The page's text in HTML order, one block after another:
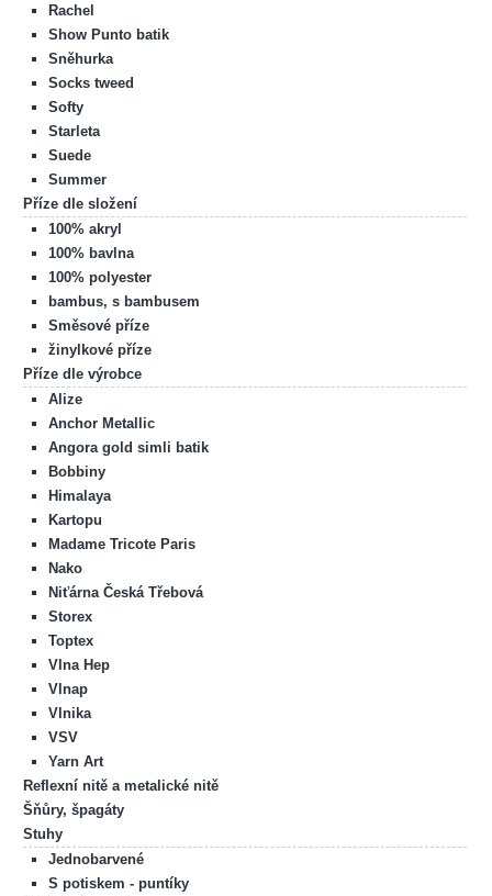
Rachel
Show Punto batik
Sněhurka
Socks tweed
Softy
Starleta
Suede
Summer
Příze dle složení
100% akryl
100% bavlna
100% polyester
bambus, s bambusem
Směsové příze
žinylkové příze
Příze dle výrobce
Alize
Anchor Metallic
Angora gold simli batik
Bobbiny
Himalaya
Kartopu
Madame Tricote Paris
Nako
Niťárna Česká Třebová
Storex
Toptex
Vlna Hep
Vlnap
Vlnika
VSV
Yarn Art
Reflexní nitě a metalické nitě
Šňůry, špagáty
Stuhy
Jednobarvené
S potiskem - puntíky